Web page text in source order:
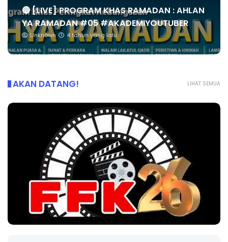
🔴 [LIVE] PROGRAM KHAS RAMADAN : AHLAN
YA RAMADAN #05 #AKADEMIYOUTUBER
Unknown 4 tahun yang lalu
LIHAT SEMUA
AKAN DATANG!